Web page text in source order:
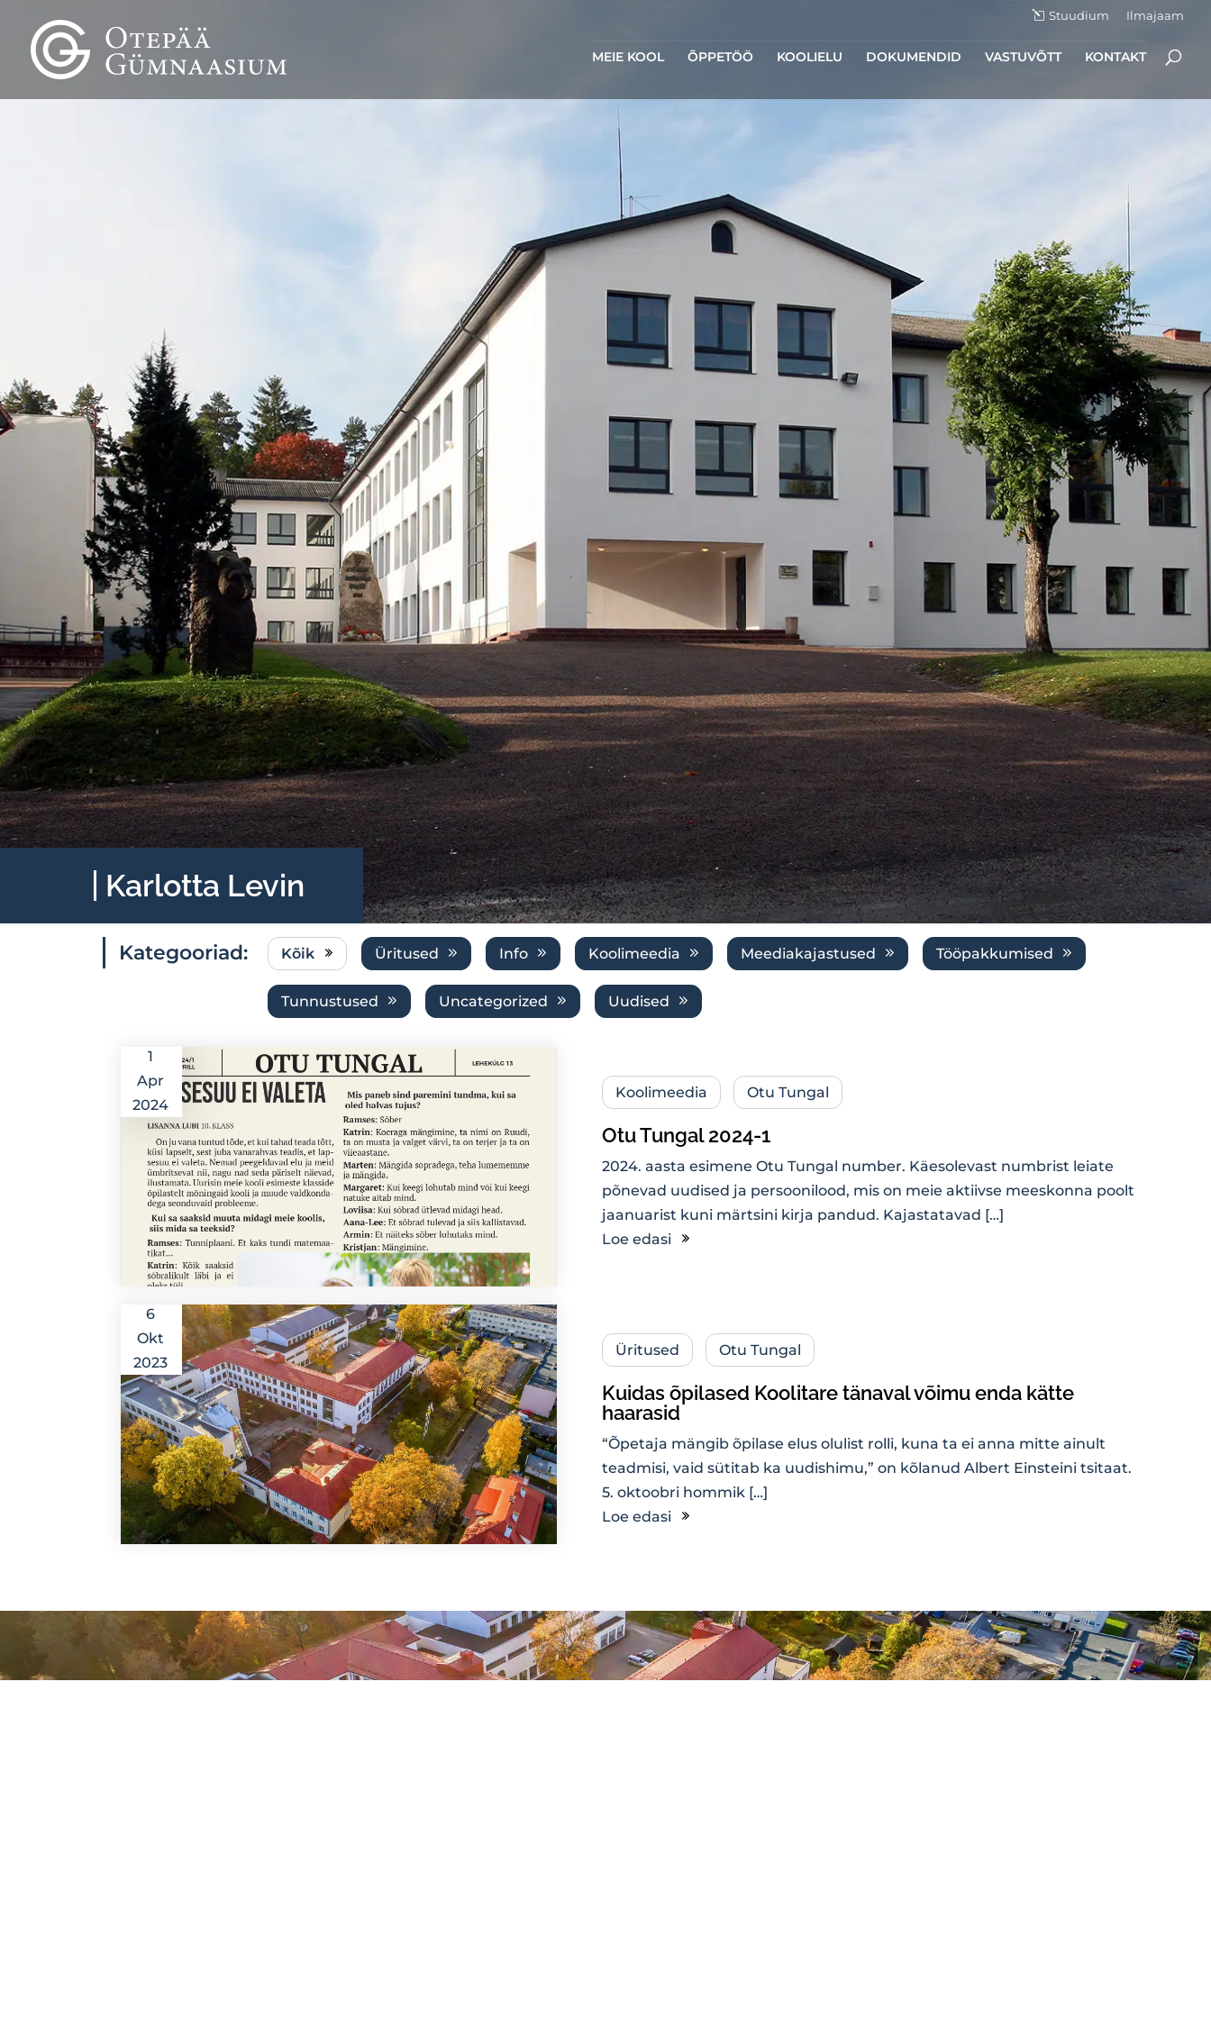
Stuudium Ilmajaam
MEIE KOOL ÕPPETÖÖ KOOLIELU DOKUMENDID VASTUVÕTT KONTAKT
Karlotta Levin
Kategooriad: Kõik Üritused Info Koolimeedia Meediakajastused Tööpakkumised
Tunnustused Uncategorized Uudised
1
Apr
2024
Koolimeedia Otu Tungal
Otu Tungal 2024-1
2024. aasta esimene Otu Tungal number. Käesolevast numbrist leiate
põnevad uudised ja persoonilood, mis on meie aktiivse meeskonna poolt
jaanuarist kuni märtsini kirja pandud. Kajastatavad […]
Loe edasi
6
Okt
2023
Üritused Otu Tungal
Kuidas õpilased Koolitare tänaval võimu enda kätte
haarasid
“Õpetaja mängib õpilase elus olulist rolli, kuna ta ei anna mitte ainult
teadmisi, vaid sütitab ka uudishimu,” on kõlanud Albert Einsteini tsitaat.
5. oktoobri hommik […]
Loe edasi